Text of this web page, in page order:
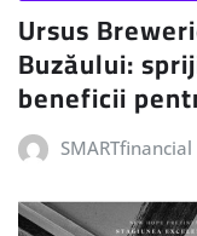
Ursus
Buzăului:
beneficii
SMARTfinancial